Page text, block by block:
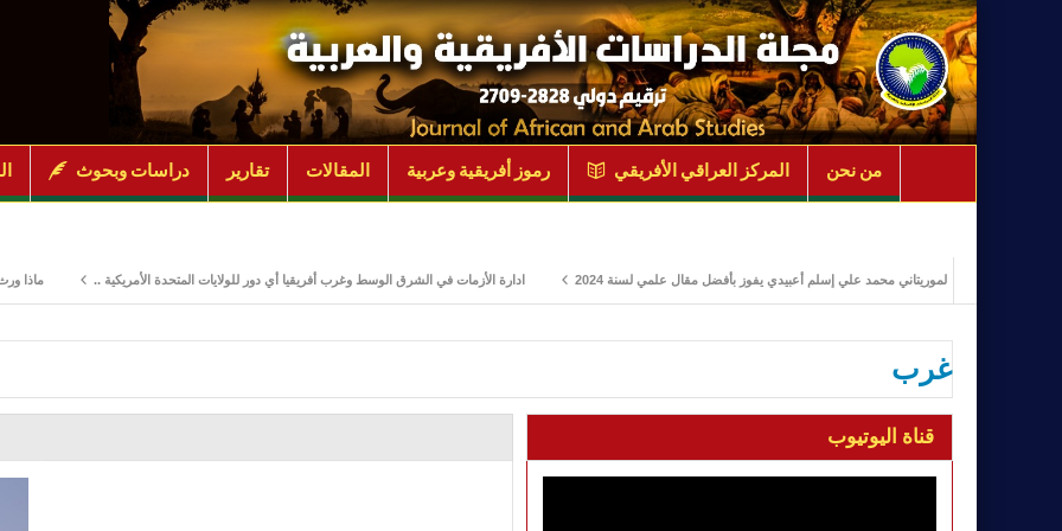
دراسات وبحوث تقارير المقالات رموز أفريقية وعربية المركز العراقي الأفريقي من نحن
ماذا ورث جنوب ادارة الأزمات في الشرق الوسط وغرب أفريقيا أي دور للولايات المتحدة الأمريكية .. الباحث الموريتاني محمد علي إسلم أعبيدي يفوز بأفضل مقال علمي لسنة 2024
غرب
قناة اليوتيوب